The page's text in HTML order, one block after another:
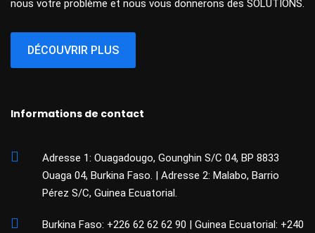
nous votre problème et nous vous donnerons des SOLUTIONS.
DÉCOUVRIR PLUS
Informations de contact
Adresse 1: Ouagadougo, Gounghin S/C 04, BP 8833
Ouaga 04, Burkina Faso. | Adresse 2: Malabo, Barrio
Pérez S/C, Guinea Ecuatorial.
Burkina Faso: +226 62 62 62 90 | Guinea Ecuatorial: +240